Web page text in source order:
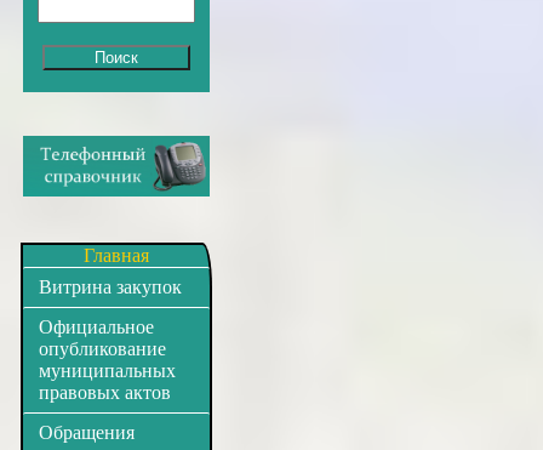
Главная
Витрина закупок
Официальное
опубликование
муниципальных
правовых актов
Обращения